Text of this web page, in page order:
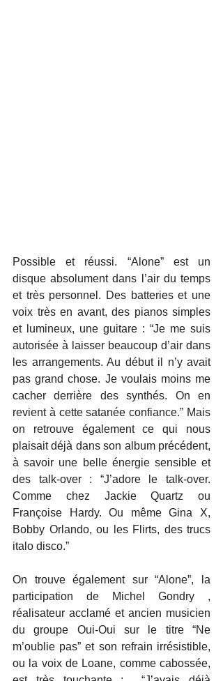
Possible et réussi. “Alone” est un
disque absolument dans l’air du temps
et très personnel. Des batteries et une
voix très en avant, des pianos simples
et lumineux, une guitare : “Je me suis
autorisée à laisser beaucoup d’air dans
les arrangements. Au début il n’y avait
pas grand chose. Je voulais moins me
cacher derrière des synthés. On en
revient à cette satanée confiance.” Mais
on retrouve également ce qui nous
plaisait déjà dans son album précédent,
à savoir une belle énergie sensible et
des talk-over : “J’adore le talk-over.
Comme chez Jackie Quartz ou
Françoise Hardy. Ou même Gina X,
Bobby Orlando, ou les Flirts, des trucs
italo disco.”
On trouve également sur “Alone”, la
participation de Michel Gondry ,
réalisateur acclamé et ancien musicien
du groupe Oui-Oui sur le titre “Ne
m’oublie pas” et son refrain irrésistible,
ou la voix de Loane, comme cabossée,